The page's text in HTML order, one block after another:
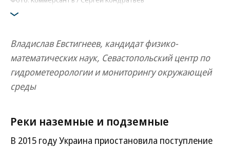
Владислав Евстигнеев, кандидат физико-
математических наук, Севастопольский центр по
гидрометеорологии и мониторингу окружающей
среды
Реки наземные и подземные
В 2015 году Украина приостановила поступление